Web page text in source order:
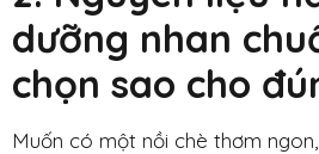
dưỡng nhan
chọn sao cho
Muốn có một nồi chè thơm